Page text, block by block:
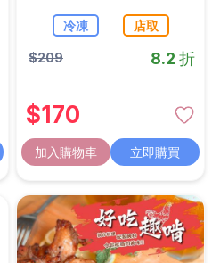
冷凍 店取
$209 8.2 折
$170
加入購物車 立即購買